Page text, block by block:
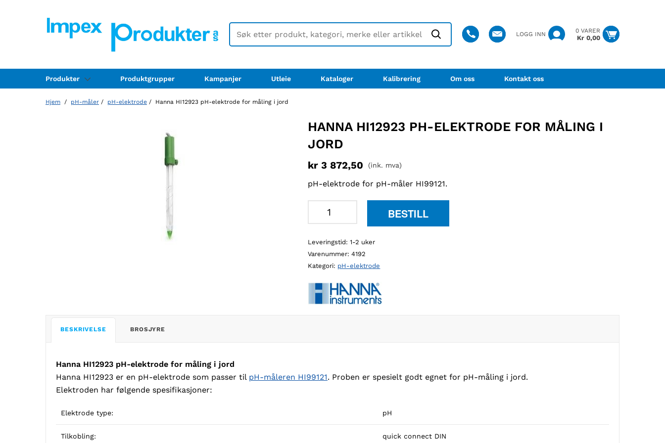
LOGG INN
0 VARER
Kr0,00
Produkter Produktgrupper Kampanjer Utleie Kataloger Kalibrering Om oss Kontakt oss
Hjem / pH-måler / pH-elektrode / Hanna HI12923 pH-elektrode for måling i jord
HANNA HI12923 PH-ELEKTRODE FOR MÅLING I
JORD
kr 3 872,50 (ink. mva)
pH-elektrode for pH-måler HI99121.
elektrode
for
måling
i
BESTILL
Leveringstid: 1-2 uker
Varenummer:4192
Kategori: pH-elektrode
BESKRIVELSE BROSJYRE
Hanna HI12923 pH-elektrode for måling i jord
Hanna HI12923 er en pH-elektrode som passer til pH-måleren HI99121. Proben er spesielt godt egnet for pH-måling i jord.
Elektroden har følgende spesifikasjoner:
Elektrode type: pH
Tilkobling: quick connect DIN